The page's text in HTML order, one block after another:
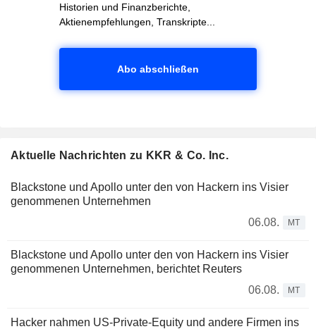
Historien und Finanzberichte,
Aktienempfehlungen, Transkripte...
Abo abschließen
Aktuelle Nachrichten zu KKR & Co. Inc.
Blackstone und Apollo unter den von Hackern ins Visier
genommenen Unternehmen
06.08.
MT
Blackstone und Apollo unter den von Hackern ins Visier
genommenen Unternehmen, berichtet Reuters
06.08.
MT
Hacker nahmen US-Private-Equity und andere Firmen ins